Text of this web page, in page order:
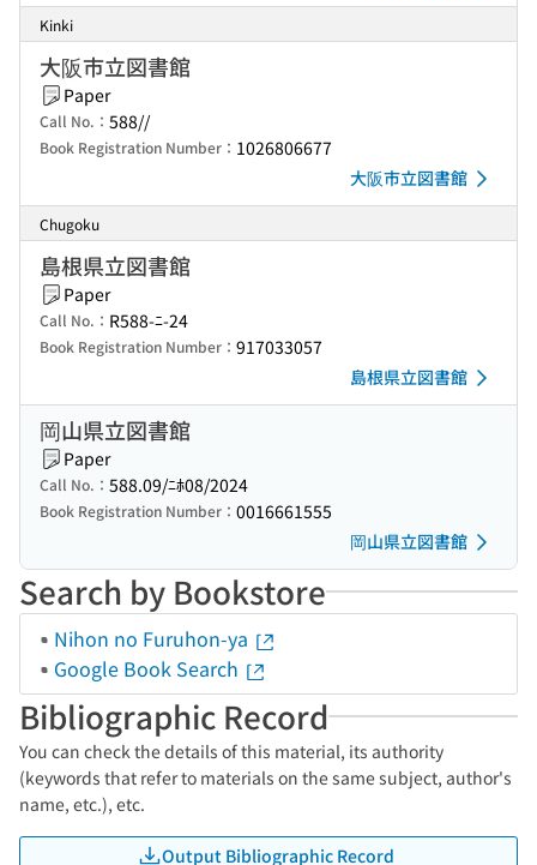
Kinki
大阪市立図書館
Paper
Call No.： 588//
Book Registration Number： 1026806677
大阪市立図書館
Chugoku
島根県立図書館
Paper
Call No.： R588-ﾆ-24
Book Registration Number： 917033057
島根県立図書館
岡山県立図書館
Paper
Call No.： 588.09/ﾆﾎ08/2024
Book Registration Number： 0016661555
岡山県立図書館
Search by Bookstore
Nihon no Furuhon-ya
Google Book Search
Bibliographic Record
You can check the details of this material, its authority
(keywords that refer to materials on the same subject, author's
name, etc.), etc.
Output Bibliographic Record